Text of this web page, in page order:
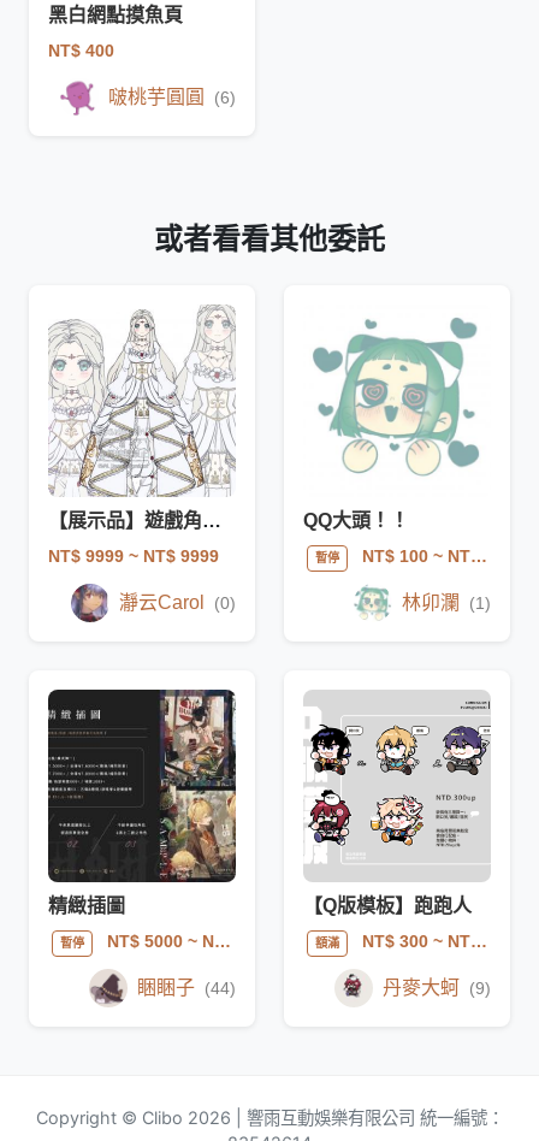
黑白網點摸魚頁
NT$ 400
啵桃芋圓圓 (6)
或者看看其他委託
【展示品】遊戲角色設計🌹非賣品🌹
NT$ 9999 ~ NT$ 9999
瀞云Carol (0)
QQ大頭！！
暫停 NT$ 100~ NT$ 150
林卯瀾 (1)
精緻插圖
暫停 NT$ 5000~ NT$ 30000
睏睏子 (44)
【Q版模板】跑跑人
額滿 NT$ 300~ NT$ 500
丹麥大蚵 (9)
Copyright © Clibo 2026 | 響雨互動娛樂有限公司 統一編號：